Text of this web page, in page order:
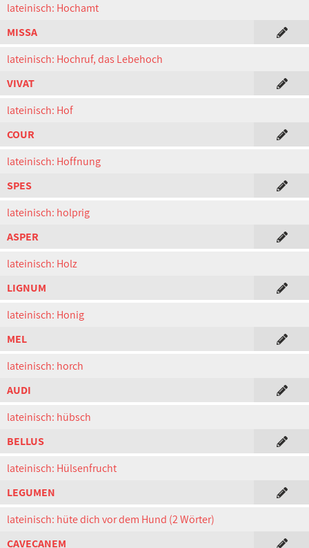
lateinisch: Hochamt
MISSA
lateinisch: Hochruf, das Lebehoch
VIVAT
lateinisch: Hof
COUR
lateinisch: Hoffnung
SPES
lateinisch: holprig
ASPER
lateinisch: Holz
LIGNUM
lateinisch: Honig
MEL
lateinisch: horch
AUDI
lateinisch: hübsch
BELLUS
lateinisch: Hülsenfrucht
LEGUMEN
lateinisch: hüte dich vor dem Hund (2 Wörter)
CAVECANEM